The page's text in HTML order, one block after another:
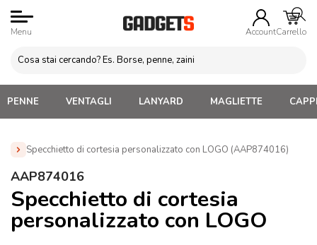
Menu AccountCarrello
PENNE VENTAGLI LANYARD MAGLIETTE
Specchietto di cortesia personalizzato con LOGO (AAP874016)
Home » Regali personalizzati per lei
LOGO (AAP874016)
AAP874016
Specchietto di cortesia
personalizzato con LOGO